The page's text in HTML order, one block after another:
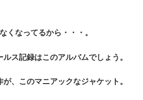
くなってるから・・・。
ス記録はこのアルバムでしょう。
、このマニアックなジャケット。